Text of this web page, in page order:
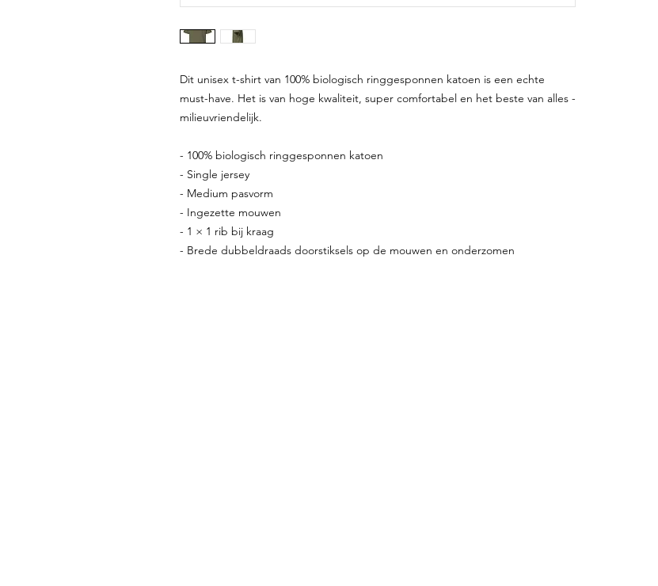
Dit unisex t-shirt van 100% biologisch ringgesponnen katoen is een echte
must-have. Het is van hoge kwaliteit, super comfortabel en het beste van alles -
milieuvriendelijk.
- 100% biologisch ringgesponnen katoen
- Single jersey
- Medium pasvorm
- Ingezette mouwen
- 1 × 1 rib bij kraag
- Brede dubbeldraads doorstiksels op de mouwen en onderzomen